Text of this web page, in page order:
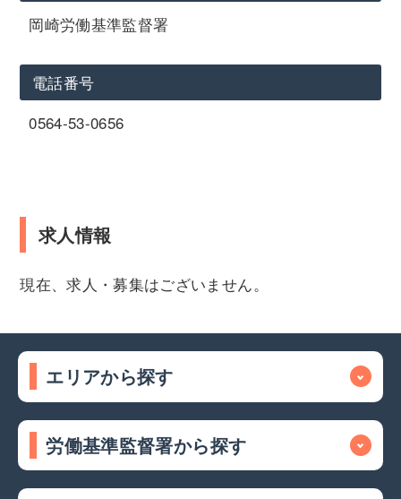
岡崎労働基準監督署
電話番号
0564-53-0656
求人情報
現在、求人・募集はございません。
エリアから探す
労働基準監督署から探す